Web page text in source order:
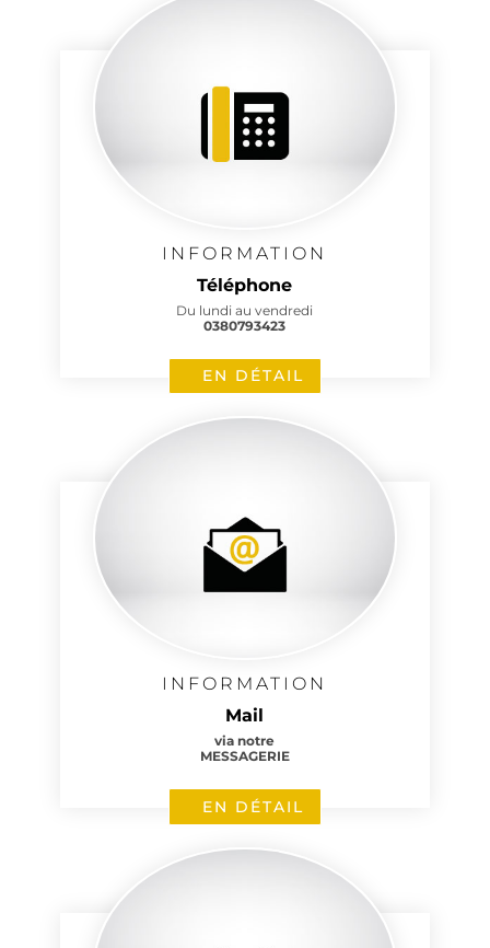
INFORMATION
Téléphone
Du lundi au vendredi
0380793423
EN DÉTAIL
INFORMATION
Mail
via notre
MESSAGERIE
EN DÉTAIL